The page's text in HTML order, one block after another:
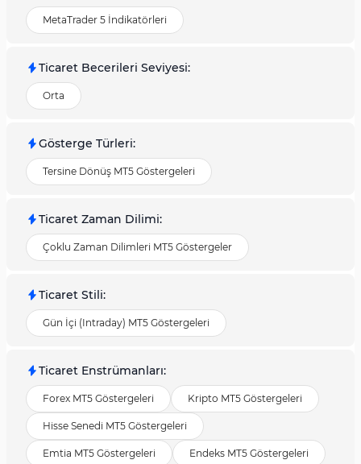
MetaTrader 5 İndikatörleri
Ticaret Becerileri Seviyesi:
Orta
Gösterge Türleri:
Tersine Dönüş MT5 Göstergeleri
Ticaret Zaman Dilimi:
Çoklu Zaman Dilimleri MT5 Göstergeler
Ticaret Stili:
Gün İçi (Intraday) MT5 Göstergeleri
Ticaret Enstrümanları:
Forex MT5 Göstergeleri Kripto MT5 Göstergeleri
Hisse Senedi MT5 Göstergeleri
Emtia MT5 Göstergeleri Endeks MT5 Göstergeleri